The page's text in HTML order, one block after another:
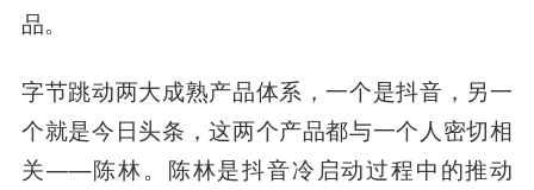
品。
字节跳动两大成熟产品体系，一个是抖音，另一
个就是今日头条，这两个产品都与一个人密切相
关——陈林。陈林是抖音冷启动过程中的推动